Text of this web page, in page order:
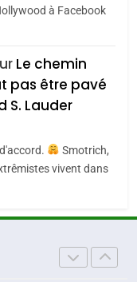
13 pays
latine
la plus
le
ET RÉSILIENTE :
à Facebook
Le chemin
pas être pavé
S. Lauder
Smotrich,
vivent dans
MANQUE –
de
de Tadla
produits
– Vanessa De